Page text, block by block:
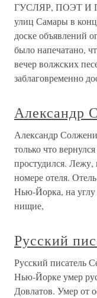
ГУСЛЯР, ПОЭТ И
улиц Самары в
доске объявлений
было напечатано,
вечер волжских
заблаговременно
Александр
Александр
только что
простудился.
номере отеля.
Нью-Йорка, на
нищие,
Русский
Русский писатель
Нью-Йорке умер
Довлатов. Умер от